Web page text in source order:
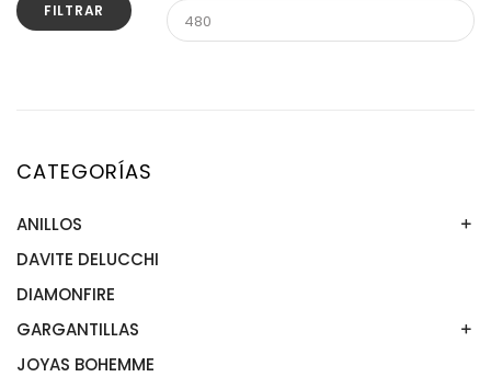
FILTRAR
CATEGORÍAS
ANILLOS
ANILLOS ACERO
ANILLOS DE ORO
ANILLOS PLATA
DAVITE DELUCCHI
DIAMONFIRE
GARGANTILLAS
GARGANTILLA ACERO
JOYAS BOHEMME